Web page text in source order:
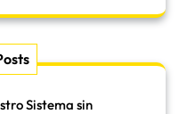
Sistema sin